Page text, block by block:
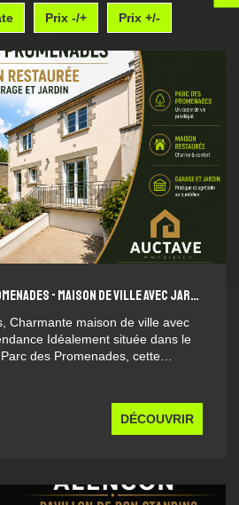
Prix -/+ Prix +/-
ALENCON, PARC DES PROMENADES - MAISON DE VILLE AVEC JARDIN ET GARAGE
Charmante maison de ville avec
Idéalement située dans le
des Promenades, cette
Au rez-de-chaussée, vous
séjour-salon agrémenté d'un
atmosphère chaleureuse et
DÉCOUVRIR